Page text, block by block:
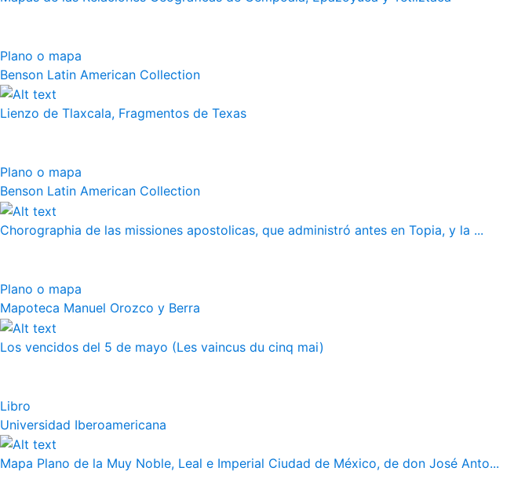
Plano o mapa
Benson Latin American Collection
Lienzo de Tlaxcala, Fragmentos de Texas
Plano o mapa
Benson Latin American Collection
Chorographia de las missiones apostolicas, que administró antes en Topia, y la ...
Plano o mapa
Mapoteca Manuel Orozco y Berra
Los vencidos del 5 de mayo (Les vaincus du cinq mai)
Libro
Universidad Iberoamericana
Mapa Plano de la Muy Noble, Leal e Imperial Ciudad de México, de don José Anto...